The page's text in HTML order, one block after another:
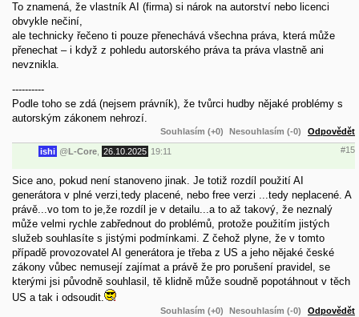
To znamená, že vlastník AI (firma) si nárok na autorství nebo licenci
obvykle nečiní,
ale technicky řečeno ti pouze přenechává všechna práva, která může
přenechat – i když z pohledu autorského práva ta práva vlastně ani
nevznikla.
----------
Podle toho se zdá (nejsem právník), že tvůrci hudby nějaké problémy s
autorským zákonem nehrozí.
Souhlasím (+0) Nesouhlasím (-0) Odpovědět
ishi @L-Core 26.10.2025 19:11 #15
Sice ano, pokud není stanoveno jinak. Je totiž rozdíl použití AI
generátora v plné verzi,tedy placené, nebo free verzi ...tedy neplacené. A
právě...vo tom to je,že rozdíl je v detailu...a to až takový, že neznalý
může velmi rychle zabřednout do problémů, protože použitím jistých
služeb souhlasíte s jistými podmínkami. Z čehož plyne, že v tomto
případě provozovatel AI generátora je třeba z US a jeho nějaké české
zákony vůbec nemusejí zajímat a právě že pro porušení pravidel, se
kterými jsi původně souhlasil, tě klidně může soudně popotáhnout v těch
US a tak i odsoudit.
Souhlasím (+0) Nesouhlasím (-0) Odpovědět